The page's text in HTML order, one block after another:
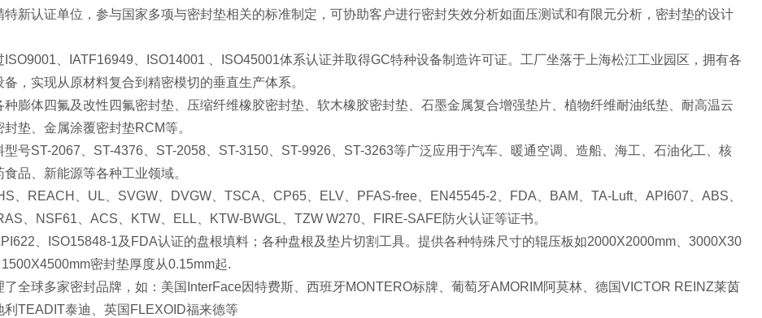
特新认证单位，参与国家多项与密封垫相关的标准制定，可协助客户进行密封失效分析如面压测试和有限元分析，密封垫的设计
ISO9001 IATF16949 ISO14001 ISO45001体系认证并取得GC特种设备制造许可证。工厂坐落于上海松江工业园区，拥有各
备，实现从原材料复合到精密模切的垂直生产体系。
种膨体四氟及改性四氟密封垫、压缩纤维橡胶密封垫、软木橡胶密封垫、石墨金属复合增强垫片、植物纤维耐油纸垫、耐高温云
封垫、金属涂覆密封垫RCM等。
型号ST-2067 ST-4376 ST-2058 ST-3150 ST-9926 ST-3263等广泛应用于汽车、暖通空调、造船、海工、石油化工、核
食品、新能源等各种工业领域。
REACH UL SVGW DVGW 、TSCA 、CP65 ELV PFAS-free EN45545-2 FDA BAM 、TA-Luft、API607 、ABS
NSF61 、ACS KTW ELL KTW-BWGL 、TZW W270 FIRE-SAFE防火认证等证书。
ISO15848-1及 FDA认证的盘根填料；各种盘根及垫片切割工具。提供各种特殊尺寸的辊压板如2000X2000mm 、3000X30
1500X4500mm密封垫厚度从0.15mm起.
了全球多家密封品牌，如：美国 InterFace因特费斯、西班牙MONTERO标牌、葡萄牙AMORIM 阿莫林、德国VICTOR REINZ莱茵
利TEADIT泰迪、英国 FLEXOID福来德等